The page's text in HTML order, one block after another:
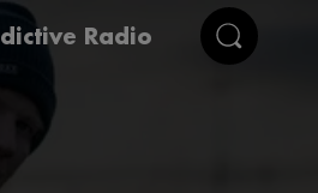
Radio